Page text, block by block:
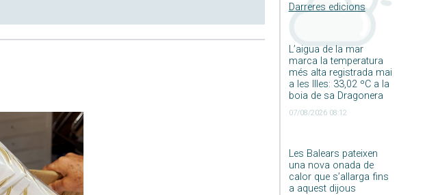
Darreres edicions
L’aigua de la mar
marca la temperatura
més alta registrada mai
a les Illes: 33,02 ºC a la
boia de sa Dragonera
07/08/2026 08:12
Les Balears pateixen
una nova onada de
calor que s’allarga fins
a aquest dijous